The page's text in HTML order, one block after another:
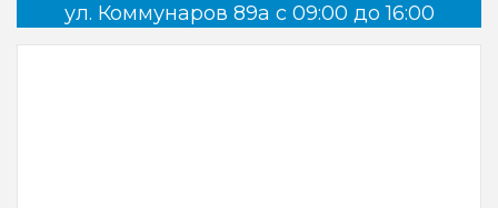
ул. Коммунаров 89а с 09:00 до 16:00